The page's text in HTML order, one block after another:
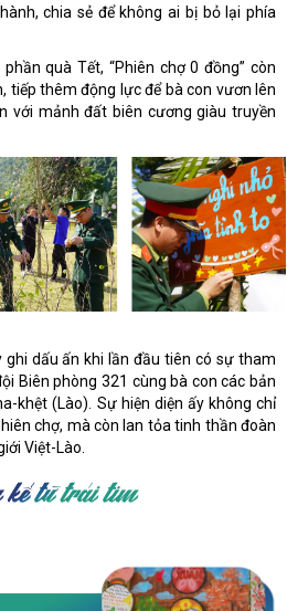
chia sẻ để không ai bị bỏ lại phía
quà Tết, “Phiên chợ 0 đồng” còn
tiếp thêm động lực để bà con vươn lên
với mảnh đất biên cương giàu truyền
dấu ấn khi lần đầu tiên có sự tham
Biên phòng 321 cùng bà con các bản
khệt (Lào). Sự hiện diện ấy không chỉ
chợ, mà còn lan tỏa tinh thần đoàn
Việt-Lào.